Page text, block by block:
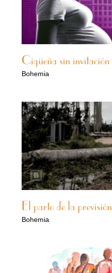
Cigüeña sin invitación
Bohemia
El parto de la previsión
Bohemia